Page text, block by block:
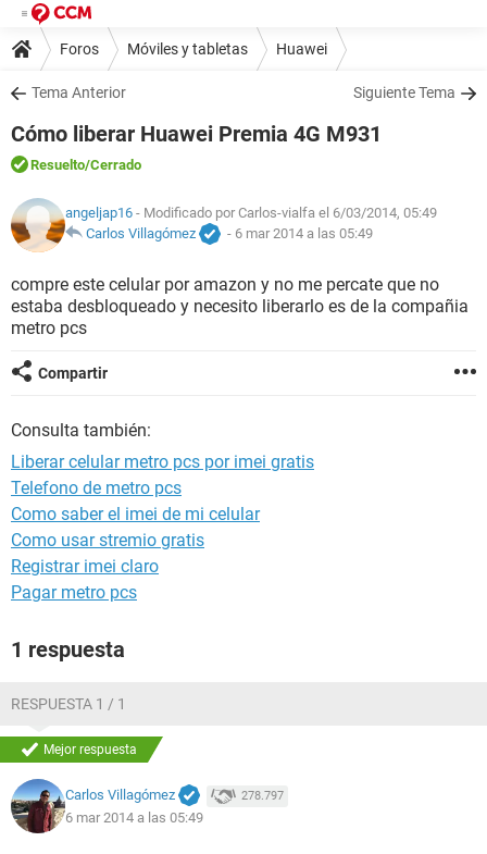
Foros Móviles y tabletas Huawei
Tema Anterior Siguiente Tema
Cómo liberar Huawei Premia 4G M931
Resuelto/Cerrado
angeljap16 - Modificado por Carlos-vialfa el 6/03/2014, 05:49
Carlos Villagómez
- 6 mar 2014 a las 05:49
compre este celular por amazon y no me percate que no
estaba desbloqueado y necesito liberarlo es de la compañia
metro pcs
Compartir
Consulta también:
Liberar celular metro pcs por imei gratis
Telefono de metro pcs
Como saber el imei de mi celular
Como usar stremio gratis
Registrar imei claro
Pagar metro pcs
1 respuesta
RESPUESTA 1 / 1
Mejor respuesta
Carlos Villagómez 278.797
6 mar 2014 a las 05:49